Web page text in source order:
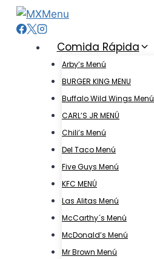
Skip
Comida Rápida
Arby’s Menú
BURGER KING MENU
Buffalo Wild Wings Menú
CARL’S JR MENÚ
Chili’s Menú
Del Taco Menú
Five Guys Menú
KFC MENÚ
Las Alitas Menú
McCarthy´s Menú
McDonald’s Menú
Mr Brown Menú